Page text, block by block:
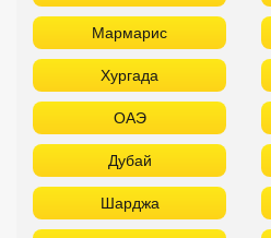
Мармарис
Хургада
ОАЭ
Дубай
Шарджа